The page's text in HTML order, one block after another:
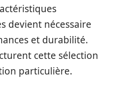
devient nécessaire
et durabilité.
cette sélection
particulière.